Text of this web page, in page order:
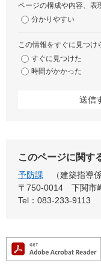
ページの構成や内容、表
分かりやすい
この情報をすぐに見つけ
すぐに見つけた
時間がかかった
このページに関す
予防課
建築指導
〒750-0014
下関市
Tel：083-233-9113